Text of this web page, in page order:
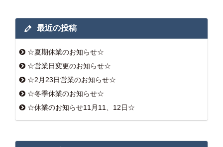
最近の投稿
☆夏期休業のお知らせ☆
☆営業日変更のお知らせ☆
☆2月23日営業のお知らせ☆
☆冬季休業のお知らせ☆
☆休業のお知らせ11月11、12日☆